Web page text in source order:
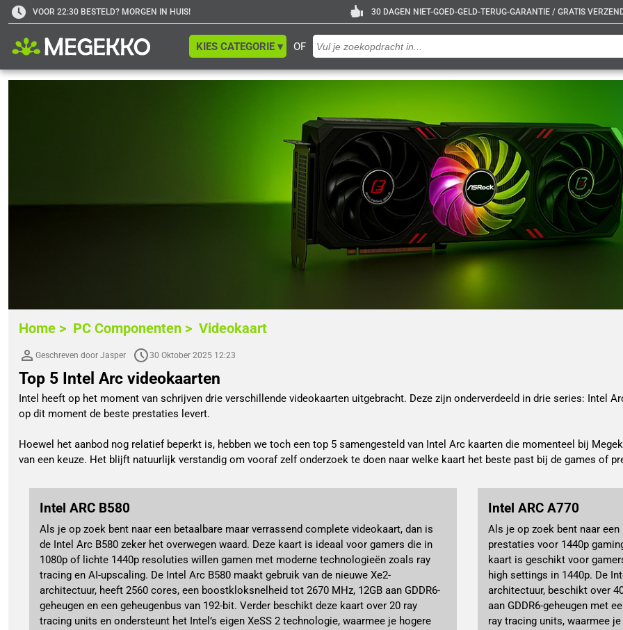
VOOR 22:30 BESTELD? MORGEN IN HUIS! 30 DAGEN NIET-GOED-GELD-TERUG-GARANTIE / GRATIS
OF
KIES CATEGORIE ▾
Home > PC Componenten > Videokaart
Geschreven door Jasper 30 Oktober 2025 12:23
Top 5 Intel Arc videokaarten
Intel heeft op het moment van schrijven drie verschillende videokaarten uitgebracht. Deze zijn onderverdeeld in drie series: Intel
op dit moment de beste prestaties levert.
Hoewel het aanbod nog relatief beperkt is, hebben we toch een top 5 samengesteld van Intel Arc kaarten die momenteel bij
van een keuze. Het blijft natuurlijk verstandig om vooraf zelf onderzoek te doen naar welke kaart het beste past bij de games of
Intel ARC B580
Als je op zoek bent naar een betaalbare maar verrassend complete videokaart, dan is
de Intel Arc B580 zeker het overwegen waard. Deze kaart is ideaal voor gamers die in
1080p of lichte 1440p resoluties willen gamen met moderne technologieën zoals ray
tracing en AI-upscaling. De Intel Arc B580 maakt gebruik van de nieuwe Xe2-
architectuur, heeft 2560 cores, een boostkloksnelheid tot 2670 MHz, 12GB aan GDDR6-
geheugen en een geheugenbus van 192-bit. Verder beschikt deze kaart over 20 ray
tracing units en ondersteunt het Intel’s eigen XeSS 2 technologie, waarmee je hogere
Intel ARC A770
Als je op zoek bent naar
prestaties voor 1440p
kaart is geschikt voor
high settings in 1440p. De
architectuur, beschikt over
aan GDDR6-geheugen met
ray tracing units, waarmee